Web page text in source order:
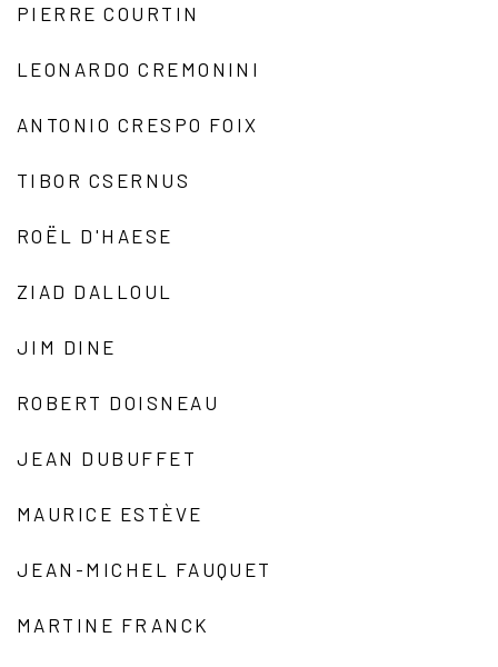
PIERRE COURTIN
LEONARDO CREMONINI
ANTONIO CRESPO FOIX
TIBOR CSERNUS
ROËL D'HAESE
ZIAD DALLOUL
JIM DINE
ROBERT DOISNEAU
JEAN DUBUFFET
MAURICE ESTÈVE
JEAN-MICHEL FAUQUET
MARTINE FRANCK